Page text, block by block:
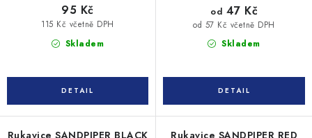
Skladem
115 Kč včetně DPH
95 Kč
Skladem
od 57 Kč včetně DPH
od 47 Kč